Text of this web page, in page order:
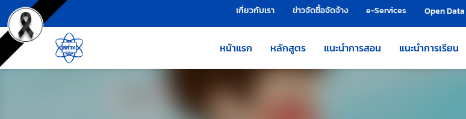
ข้ามไปยังเนื้อหาหลัก
เครื่องมือช่วยเหลือ เกี่ยวกับเรา ข่าวจัดซื้อจัดจ้าง e-Services Open Data
หน้าแรก หลักสูตร แนะนำการสอน แนะนำการเรียน